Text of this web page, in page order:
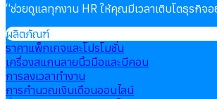
“ช่วยดูแลทุกงาน HR ให้คุณมีเวลาเติบโตธุรกิจอ
ผลิตภัณฑ์
ราคาแพ็กเกจและโปรโมชั่น
เครื่องสแกนลายนิ้วมือและบีคอน
การลงเวลาทำงาน
การคำนวณเงินเดือนออนไลน์